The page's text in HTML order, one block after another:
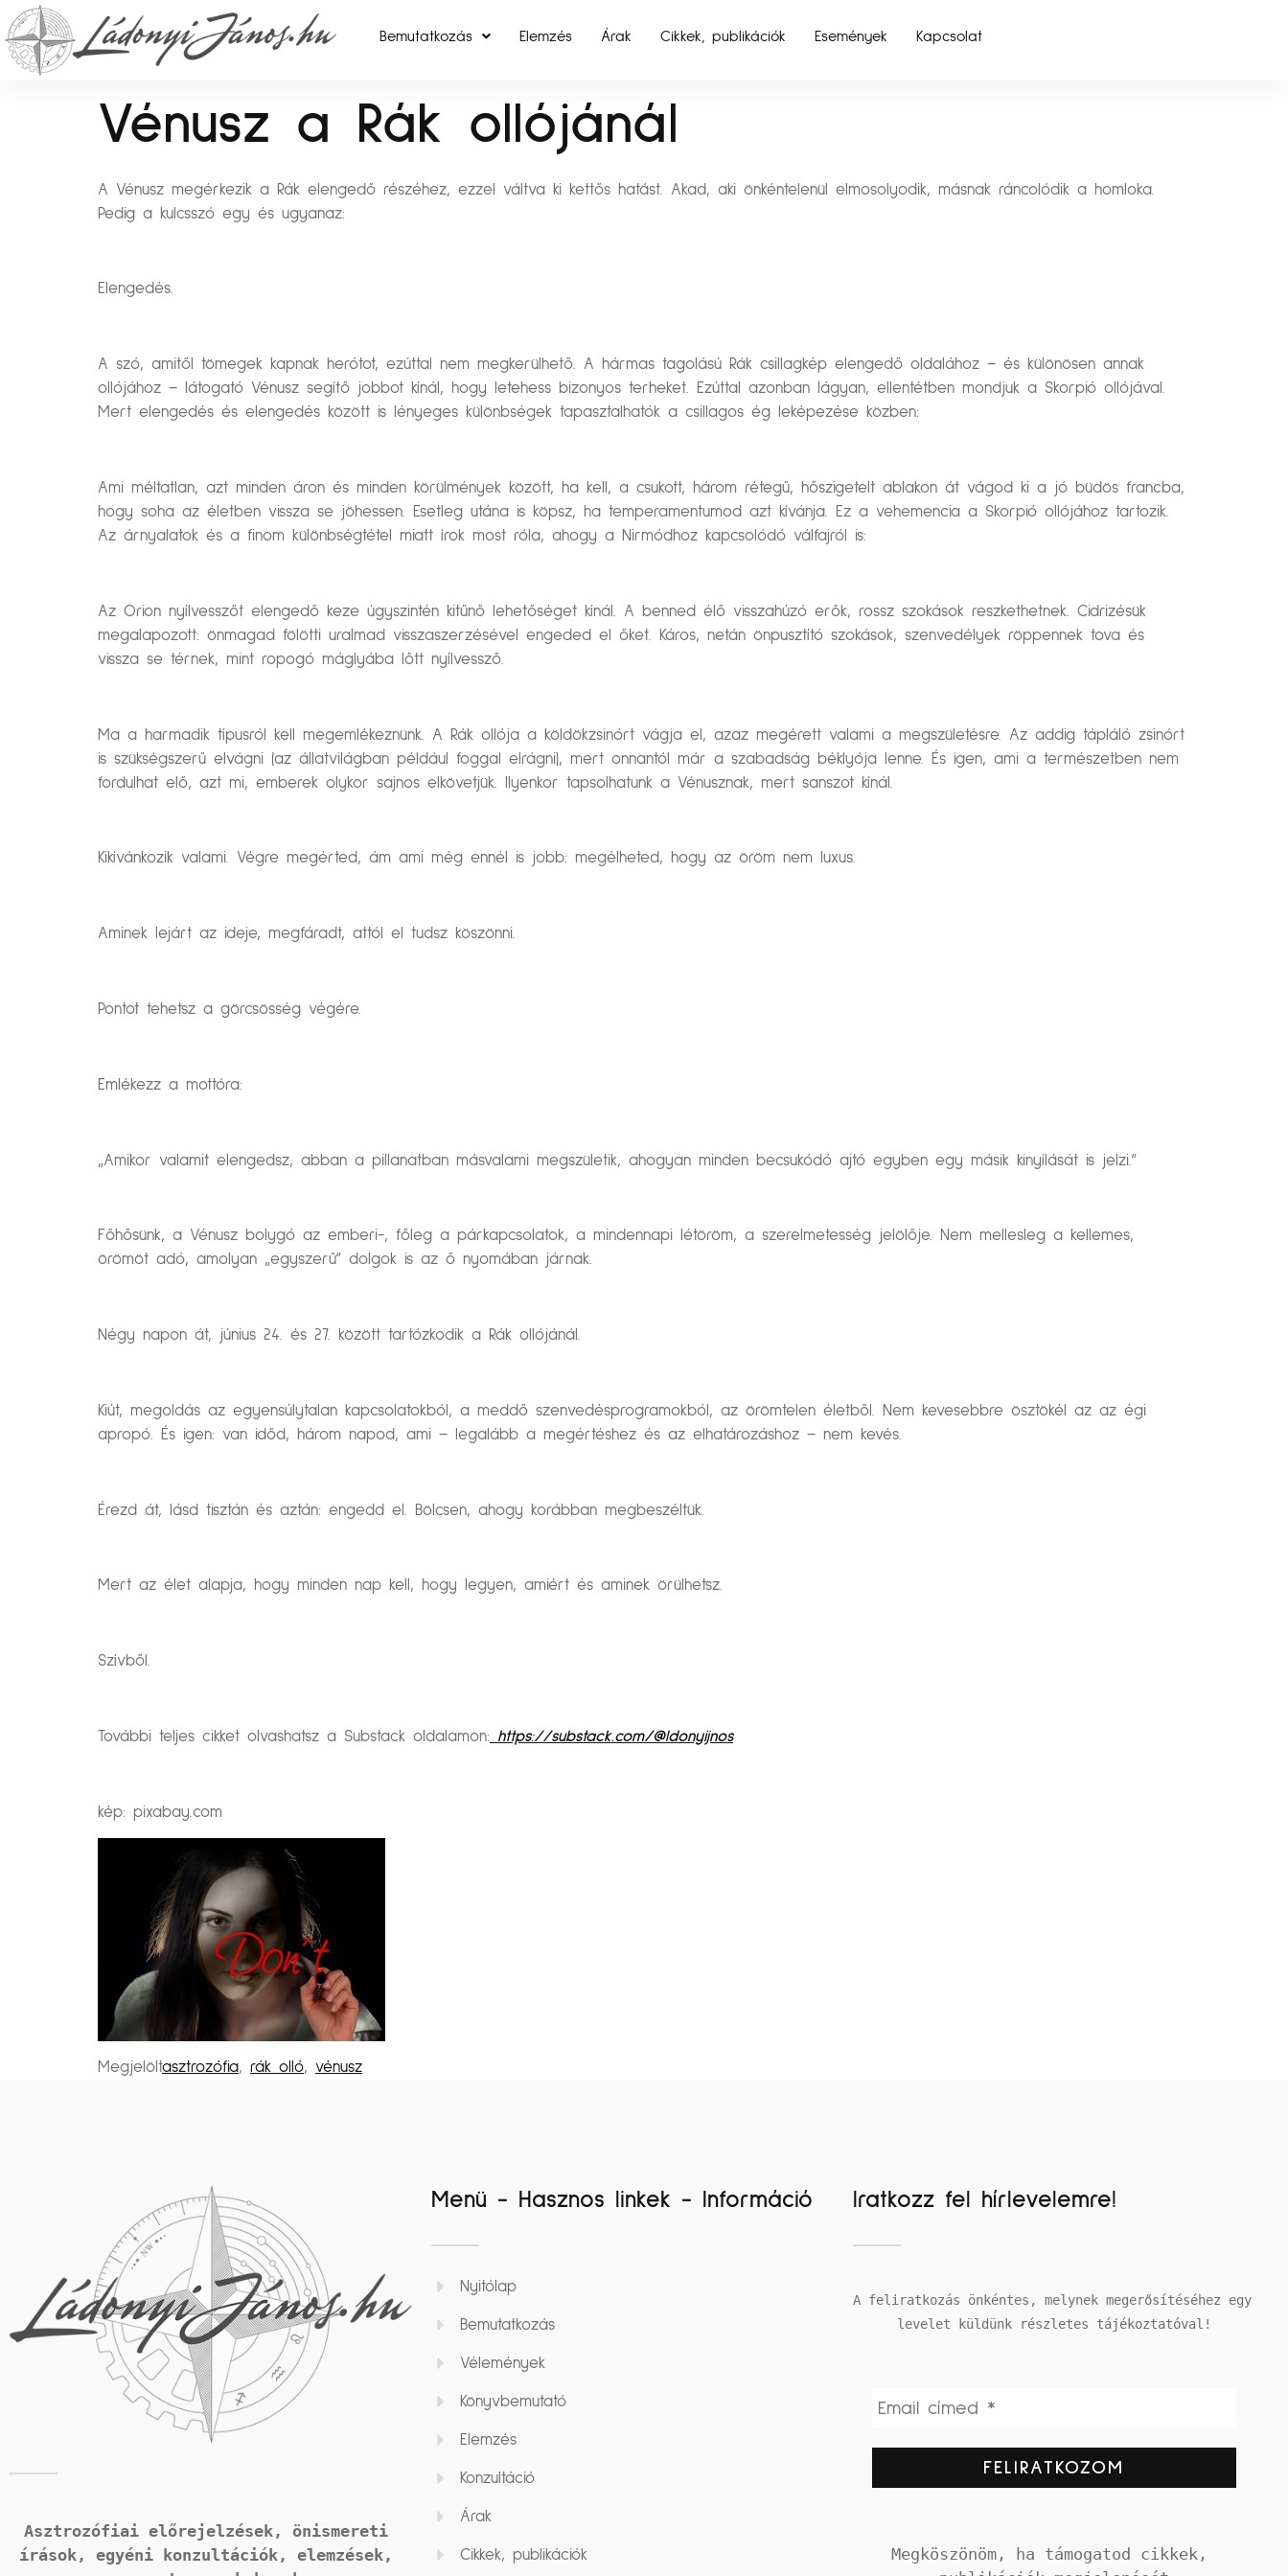
Bemutatkozás Elemzés Árak Cikkek, publikációk Események Kapcsolat
Vénusz a Rák ollójánál
A Vénusz megérkezik a Rák elengedő részéhez, ezzel váltva ki kettős hatást. Akad, aki önkéntelenül elmosolyodik, másnak ráncolódik a homloka.
Pedig a kulcsszó egy és ugyanaz:
Elengedés.
A szó, amitől tömegek kapnak herótot, ezúttal nem megkerülhető. A hármas tagolású Rák csillagkép elengedő oldalához – és különösen annak
ollójához – látogató Vénusz segítő jobbot kínál, hogy letehess bizonyos terheket. Ezúttal azonban lágyan, ellentétben mondjuk a Skorpió ollójával.
Mert elengedés és elengedés között is lényeges különbségek tapasztalhatók a csillagos ég leképezése közben:
Ami méltatlan, azt minden áron és minden körülmények között, ha kell, a csukott, három rétegű, hőszigetelt ablakon át vágod ki a jó büdös francba,
hogy soha az életben vissza se jöhessen. Esetleg utána is köpsz, ha temperamentumod azt kívánja. Ez a vehemencia a Skorpió ollójához tartozik.
Az árnyalatok és a finom különbségtétel miatt írok most róla, ahogy a Nirmódhoz kapcsolódó válfajról is:
Az Orion nyílvesszőt elengedő keze úgyszintén kitűnő lehetőséget kínál. A benned élő visszahúzó erők, rossz szokások reszkethetnek. Cidrizésük
megalapozott: önmagad fölötti uralmad visszaszerzésével engeded el őket. Káros, netán önpusztító szokások, szenvedélyek röppennek tova és
vissza se térnek, mint ropogó máglyába lőtt nyílvessző.
Ma a harmadik típusról kell megemlékeznünk. A Rák ollója a köldökzsinórt vágja el, azaz megérett valami a megszületésre. Az addig tápláló zsinórt
is szükségszerű elvágni (az állatvilágban például foggal elrágni), mert onnantól már a szabadság béklyója lenne. És igen, ami a természetben nem
fordulhat elő, azt mi, emberek olykor sajnos elkövetjük. Ilyenkor tapsolhatunk a Vénusznak, mert sanszot kínál.
Kikívánkozik valami. Végre megérted, ám ami még ennél is jobb: megélheted, hogy az öröm nem luxus.
Aminek lejárt az ideje, megfáradt, attól el tudsz köszönni.
Pontot tehetsz a görcsösség végére.
Emlékezz a mottóra:
„Amikor valamit elengedsz, abban a pillanatban másvalami megszületik, ahogyan minden becsukódó ajtó egyben egy másik kinyílását is jelzi.”
Főhősünk, a Vénusz bolygó az emberi-, főleg a párkapcsolatok, a mindennapi létöröm, a szerelmetesség jelölője. Nem mellesleg a kellemes,
örömöt adó, amolyan „egyszerű” dolgok is az ő nyomában járnak.
Négy napon át, június 24. és 27. között tartózkodik a Rák ollójánál.
Kiút, megoldás az egyensúlytalan kapcsolatokból, a meddő szenvedésprogramokból, az örömtelen életből. Nem kevesebbre ösztökél az az égi
apropó. És igen: van időd, három napod, ami – legalább a megértéshez és az elhatározáshoz – nem kevés.
Érezd át, lásd tisztán és aztán: engedd el. Bölcsen, ahogy korábban megbeszéltük.
Mert az élet alapja, hogy minden nap kell, hogy legyen, amiért és aminek örülhetsz.
Szívből.
További teljes cikket olvashatsz a Substack oldalamon: https://substack.com/@ldonyijnos
kép: pixabay.com
Megjelöltasztrozófia, rák olló, vénusz
Asztrozófiai előrejelzések, önismereti
írások, egyéni konzultációk, elemzések,
Menü - Hasznos linkek - Információ
Nyitólap
Bemutatkozás
Vélemények
Könyvbemutató
Elemzés
Konzultáció
Árak
Cikkek, publikációk
Iratkozz fel hírlevelemre!
A feliratkozás önkéntes, melynek megerősítéséhez egy
levelet küldünk részletes tájékoztatóval!
Megköszönöm, ha támogatod cikkek,